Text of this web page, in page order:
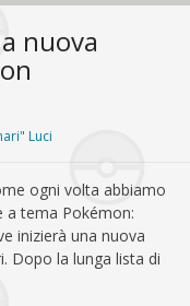
nuova
Luci
ogni volta abbiamo
a tema Pokémon:
inizierà una nuova
Dopo la lunga lista di